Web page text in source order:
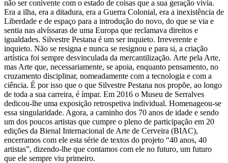
não ser conivente com o estado de coisas que a sua geração vivia.
Era a ilha, era a ditadura, era a Guerra Colonial, era a inexistência de
Liberdade e de espaço para a introdução do novo, do que se via e
sentia nas alvíssaras de uma Europa que reclamava direitos e
igualdades. Silvestre Pestana é um ser inquieto. Irreverente e
inquieto. Não se resigna e nunca se resignou e para si, a criação
artística foi sempre desvinculada da mercantilização. Arte pela Arte,
mas Arte que, necessariamente, se apoia, enquanto pensamento, no
cruzamento disciplinar, nomeadamente com a tecnologia e com a
ciência. É por isso que o que Silvestre Pestana nos propõe, ao longo
de toda a sua carreira, é ímpar. Em 2016 o Museu de Serralves
dedicou-lhe uma exposição retrospetiva individual. Homenageou-se
essa singularidade. Agora, a caminho dos 70 anos de idade e sendo
um dos poucos artistas que cumpre o pleno de participação em 20
edições da Bienal Internacional de Arte de Cerveira (BIAC),
encerramos com ele esta série de textos do projeto “40 anos, 40
artistas”, dizendo-lhe que contamos com ele no futuro, um futuro
que ele sempre viu primeiro.